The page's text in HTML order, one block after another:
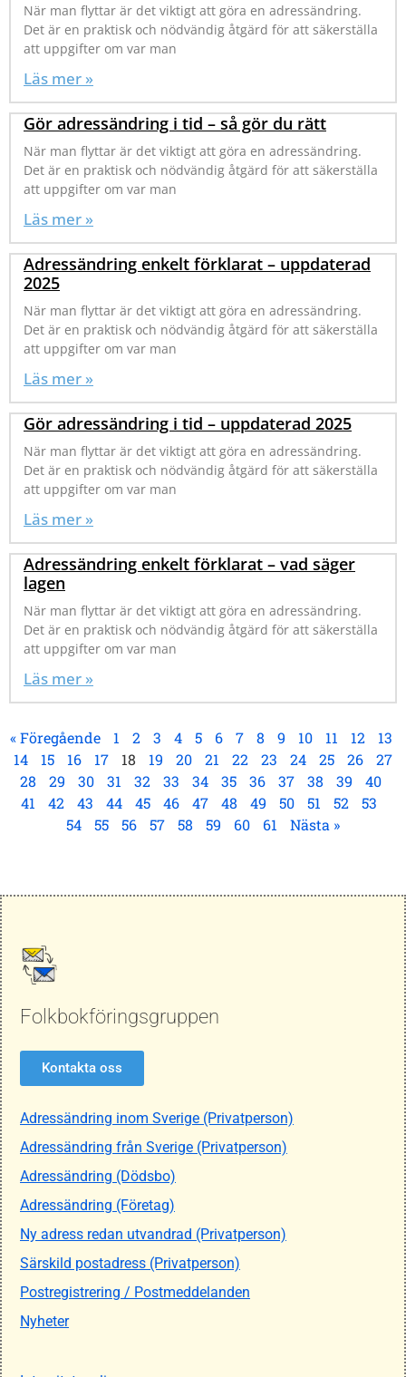
När man flyttar är det viktigt att göra en adressändring.
Det är en praktisk och nödvändig åtgärd för att säkerställa
att uppgifter om var man
Läs mer »
Gör adressändring i tid – så gör du rätt
När man flyttar är det viktigt att göra en adressändring.
Det är en praktisk och nödvändig åtgärd för att säkerställa
att uppgifter om var man
Läs mer »
Adressändring enkelt förklarat – uppdaterad
2025
När man flyttar är det viktigt att göra en adressändring.
Det är en praktisk och nödvändig åtgärd för att säkerställa
att uppgifter om var man
Läs mer »
Gör adressändring i tid – uppdaterad 2025
När man flyttar är det viktigt att göra en adressändring.
Det är en praktisk och nödvändig åtgärd för att säkerställa
att uppgifter om var man
Läs mer »
Adressändring enkelt förklarat – vad säger
lagen
När man flyttar är det viktigt att göra en adressändring.
Det är en praktisk och nödvändig åtgärd för att säkerställa
att uppgifter om var man
Läs mer »
« Föregående 1 2 3 4 5 6 7 8 9 10 11 12
13
14
15 16 17 18 19 20 21 22 23 24 25 26
27
28
29 30 31 32 33 34 35 36 37 38 39
40
41
42 43 44 45 46 47 48 49 50 51 52
53
54
55 56 57 58 59 60 61 Nästa »
Folkbokföringsgruppen
Kontakta oss
Adressändring inom Sverige (Privatperson)
Adressändring från Sverige (Privatperson)
Adressändring (Dödsbo)
Adressändring (Företag)
Ny adress redan utvandrad (Privatperson)
Särskild postadress (Privatperson)
Postregistrering / Postmeddelanden
Nyheter